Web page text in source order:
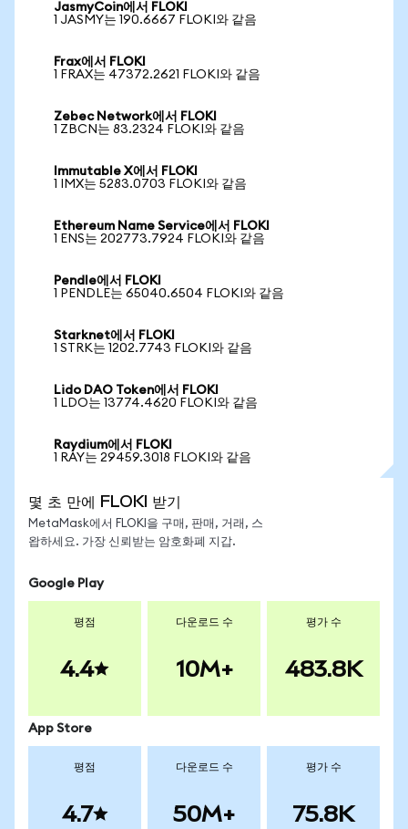
JasmyCoin에서 FLOKI
1 JASMY는 190.6667 FLOKI와 같음
Frax에서 FLOKI
1 FRAX는 47372.2621 FLOKI와 같음
Zebec Network에서 FLOKI
1 ZBCN는 83.2324 FLOKI와 같음
Immutable X에서 FLOKI
1 IMX는 5283.0703 FLOKI와 같음
Ethereum Name Service에서 FLOKI
1 ENS는 202773.7924 FLOKI와 같음
Pendle에서 FLOKI
1 PENDLE는 65040.6504 FLOKI와 같음
Starknet에서 FLOKI
1 STRK는 1202.7743 FLOKI와 같음
Lido DAO Token에서 FLOKI
1 LDO는 13774.4620 FLOKI와 같음
Raydium에서 FLOKI
1 RAY는 29459.3018 FLOKI와 같음
몇 초 만에 FLOKI 받기
MetaMask에서 FLOKI을 구매, 판매, 거래, 스
왑하세요. 가장 신뢰받는 암호화폐 지갑.
Google Play
평점
4.4
다운로드 수
10M+
평가 수
483.8K
App Store
평점
4.7
다운로드 수
50M+
평가 수
75.8K